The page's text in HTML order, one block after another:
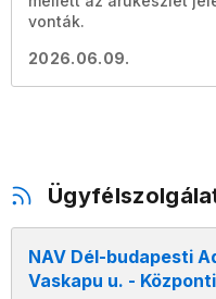
vonták.
2026.06.09.
NAV Dél-budapesti
Vaskapu u. -